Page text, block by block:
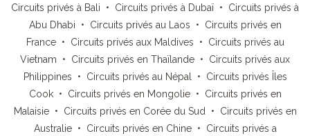
Circuits privés à Bali • Circuits privés à Dubaï • Circuits privés à
Abu Dhabi • Circuits privés au Laos • Circuits privés en
France• Circuits privés aux Maldives • Circuits privés au
Vietnam • Circuits privés en Thaïlande • Circuits privés aux
Philippines • Circuits privés au Népal • Circuits privés Îles
Cook• Circuits privés en Mongolie• Circuits privés en
Malaisie• Circuits privés en Corée du Sud • Circuits privés en
Australie• Circuits privés en Chine• Circuits privés a